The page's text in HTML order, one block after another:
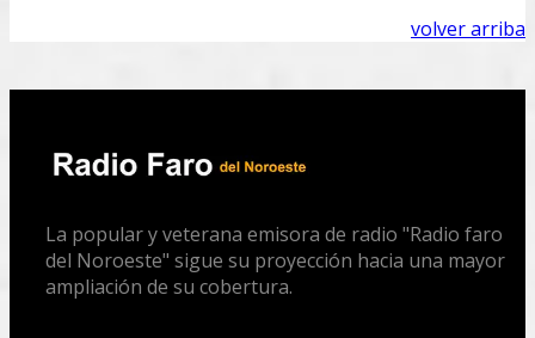
volver arriba
La popular y veterana emisora de radio "Radio faro
del Noroeste" sigue su proyección hacia una mayor
ampliación de su cobertura.